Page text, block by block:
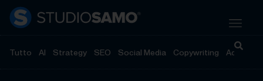
Tutto AI Strategy SEO Social Media Copywriting